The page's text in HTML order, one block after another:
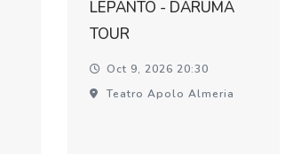
LEPANTO - DARUMA
TOUR
Oct 9, 2026 20:30
Teatro Apolo Almeria